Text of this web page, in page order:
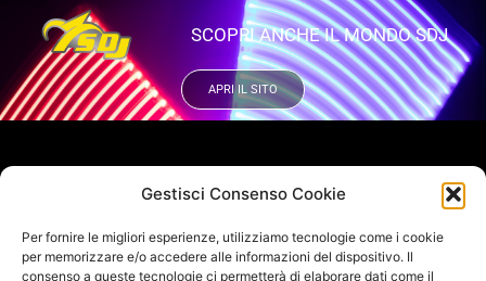
Gestisci Consenso Cookie
Per fornire le migliori esperienze, utilizziamo tecnologie come i cookie
per memorizzare e/o accedere alle informazioni del dispositivo. Il
consenso a queste tecnologie ci permetterà di elaborare dati come il
SCOPRI ANCHE IL MONDO SDJ
APRI IL SITO
VUOI RIMANERE AGGIORNATO?
Iscriviti alla newsletter
SEGUICI SUI NOSTRI SOCIAL